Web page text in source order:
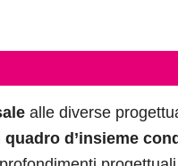
alle diverse
quadro d’insieme